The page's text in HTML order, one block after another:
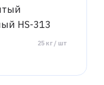
HS-313
25 кг / шт